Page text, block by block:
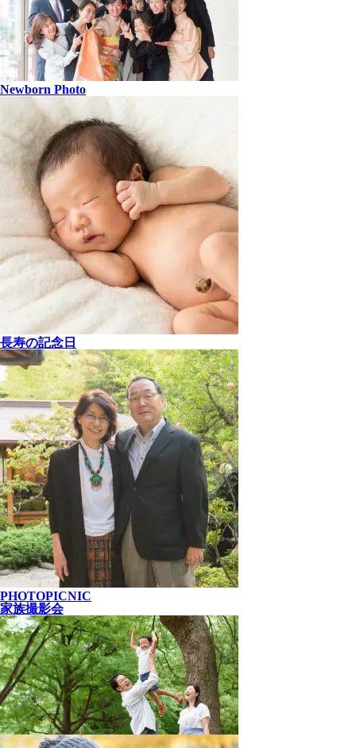
Newborn Photo
長寿の記念日
PHOTOPICNIC
家族撮影会